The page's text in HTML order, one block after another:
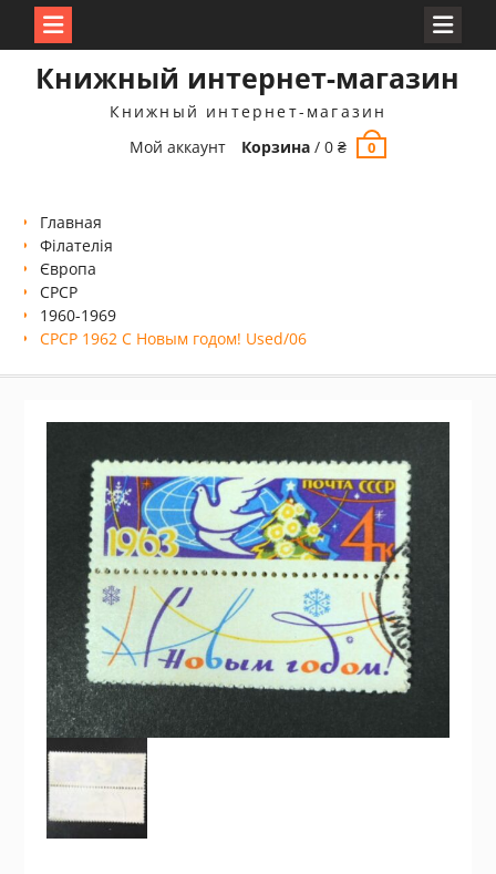
Книжный интернет-магазин
Книжный интернет-магазин
Мой аккаунт
Корзина /0₴ 0
Главная
Філателія
Європа
СРСР
1960-1969
СРСР 1962 С Новым годом! Used/06